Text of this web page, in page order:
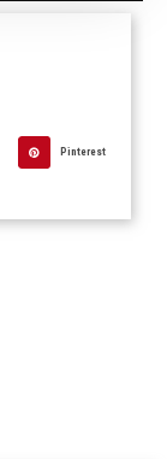
Pinterest